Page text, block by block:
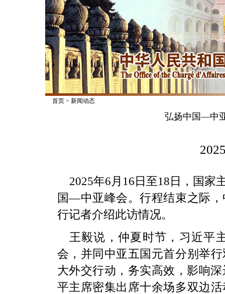
首页> 新闻动态
弘扬中国—中
2025年6月16日至18日，国家
国—中亚峰会。行程结束之际
行记者介绍此访情况。
王毅说，仲夏时节，习近平
会，并同中亚五国元首分别举
大外交行动，务实高效，影响
平主席密集出席十余场多双边